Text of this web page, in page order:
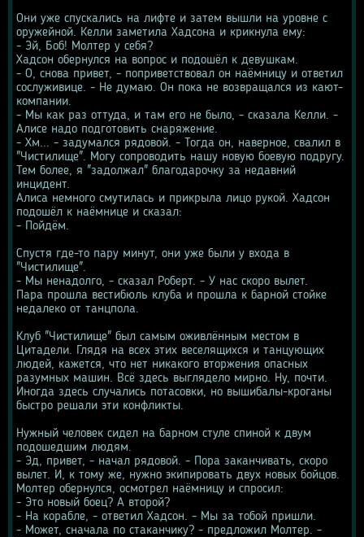
Они уже спускались на лифте и затем вышли на уровне с
оружейной. Келли заметила Хадсона и крикнула ему:
- Эй, Боб! Молтер у себя?
Хадсон обернулся на вопрос и подошёл к девушкам.
- О, снова привет, - поприветствовал он наёмницу и ответил
сослуживице. - Не думаю. Он пока не возвращался из кают-
компании.
- Мы как раз оттуда, и там его не было, - сказала Келли. -
Алисе надо подготовить снаряжение.
- Хм... - задумался рядовой. - Тогда он, наверное, свалил в
"Чистилище". Могу сопроводить нашу новую боевую подругу.
Тем более, я "задолжал" благодарочку за недавний
инцидент.
Алиса немного смутилась и прикрыла лицо рукой. Хадсон
подошёл к наёмнице и сказал:
- Пойдём.
Спустя где-то пару минут, они уже были у входа в
"Чистилище".
- Мы ненадолго, - сказал Роберт. - У нас скоро вылет.
Пара прошла вестибюль клуба и прошла к барной стойке
недалеко от танцпола.
Клуб "Чистилище" был самым оживлённым местом в
Цитадели. Глядя на всех этих веселящихся и танцующих
людей, кажется, что нет никакого вторжения опасных
разумных машин. Всё здесь выглядело мирно. Ну, почти.
Иногда здесь случались потасовки, но вышибалы-кроганы
быстро решали эти конфликты.
Нужный человек сидел на барном стуле спиной к двум
подошедшим людям.
- Эд, привет, - начал рядовой. - Пора заканчивать, скоро
вылет. И, к тому же, нужно экипировать двух новых бойцов.
Молтер обернулся, осмотрел наёмницу и спросил:
- Это новый боец? А второй?
- На корабле, - ответил Хадсон. - Мы за тобой пришли.
- Может, сначала по стаканчику? - предложил Молтер. -